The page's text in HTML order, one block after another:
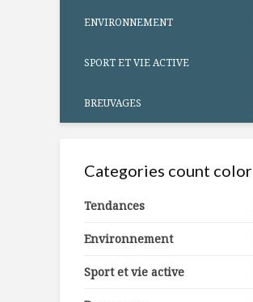
ENVIRONNEMENT
SPORT ET VIE ACTIVE
BREUVAGES
Categories count color
Tendances
Environnement
Sport et vie active